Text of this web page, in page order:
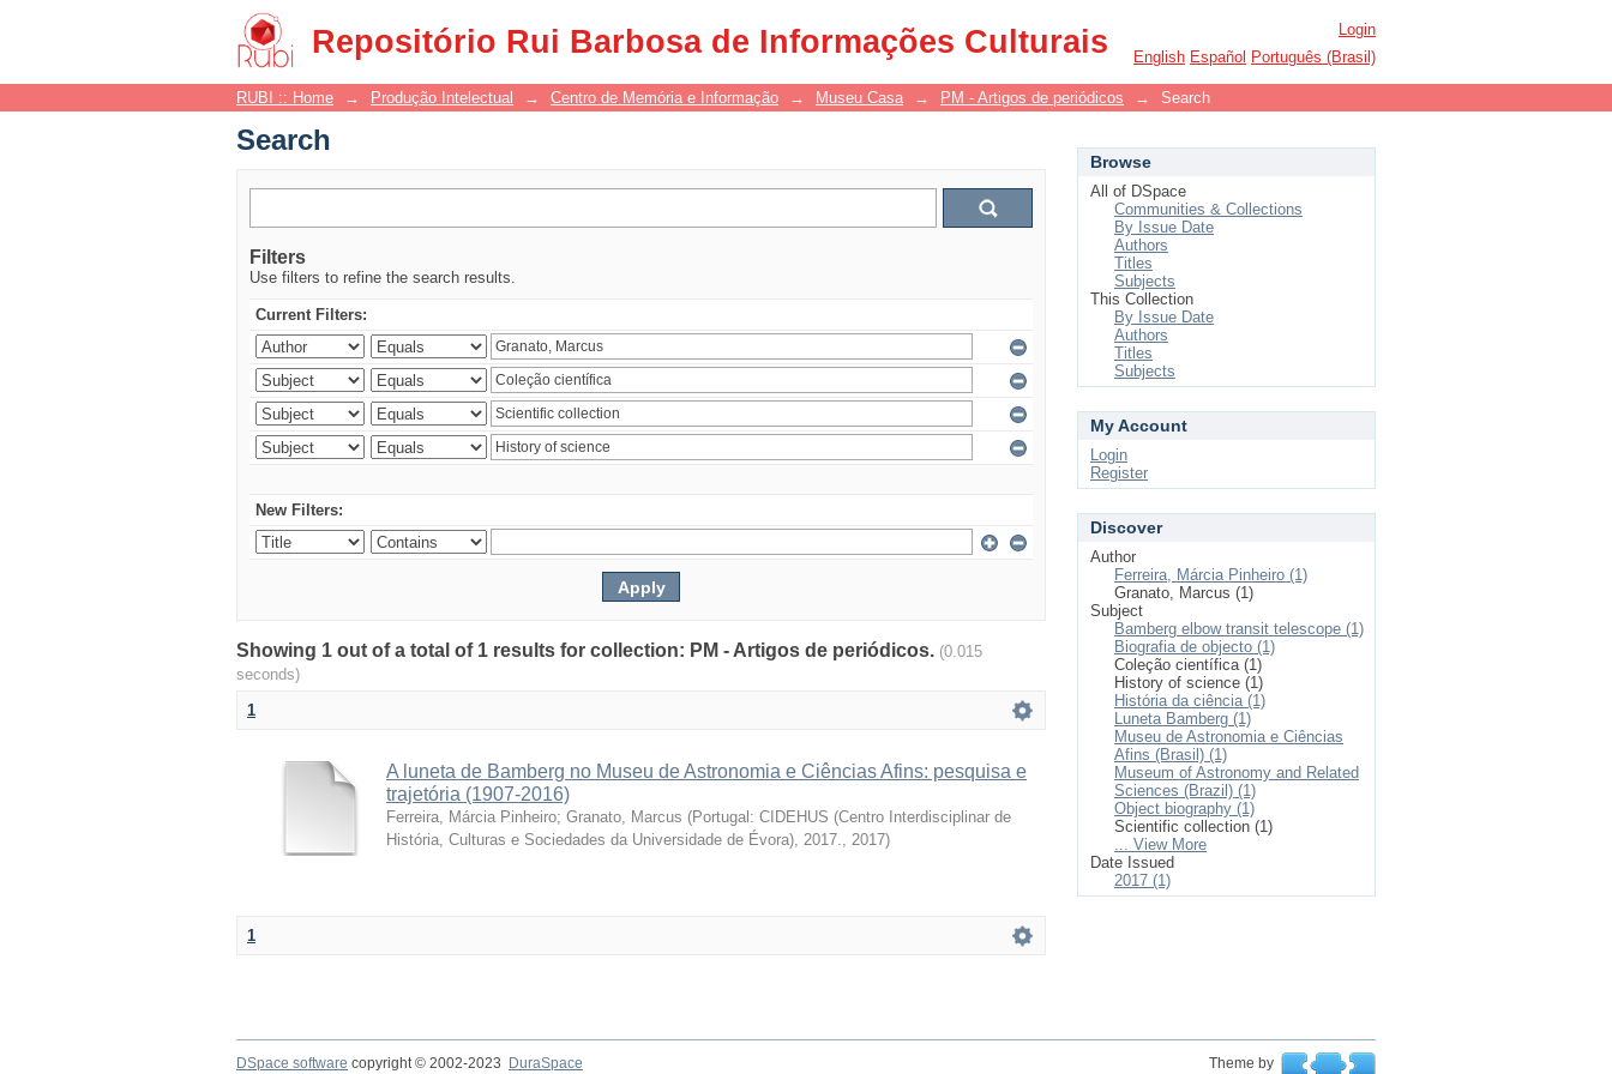
Repositório Rui Barbosa de Informações Culturais
Search
Login
English Español Português (Brasil)
RUBI :: Home → Produção Intelectual → Centro de Memória e Informação → Museu Casa → PM - Artigos de periódicos → Search
Search
Filters
Use filters to refine the search results.
Current Filters:
New Filters:
Showing 1 out of a total of 1 results for collection: PM - Artigos de periódicos. (0.015
seconds)
1
A luneta de Bamberg no Museu de Astronomia e Ciências Afins: pesquisa e
trajetória (1907-2016)
Ferreira, Márcia Pinheiro; Granato, Marcus (Portugal: CIDEHUS (Centro Interdisciplinar de
História, Culturas e Sociedades da Universidade de Évora), 2017., 2017)
1
Browse
All of DSpace
Communities & Collections
By Issue Date
Authors
Titles
Subjects
This Collection
By Issue Date
Authors
Titles
Subjects
My Account
Login
Register
Discover
Author
Ferreira, Márcia Pinheiro (1)
Granato, Marcus (1)
Subject
Bamberg elbow transit telescope (1)
Biografia de objecto (1)
Coleção científica (1)
History of science (1)
História da ciência (1)
Luneta Bamberg (1)
Museu de Astronomia e Ciências
Afins (Brasil) (1)
Museum of Astronomy and Related
Sciences (Brazil) (1)
Object biography (1)
Scientific collection (1)
... View More
Date Issued
2017 (1)
DSpace software copyright © 2002-2023 DuraSpace Theme by